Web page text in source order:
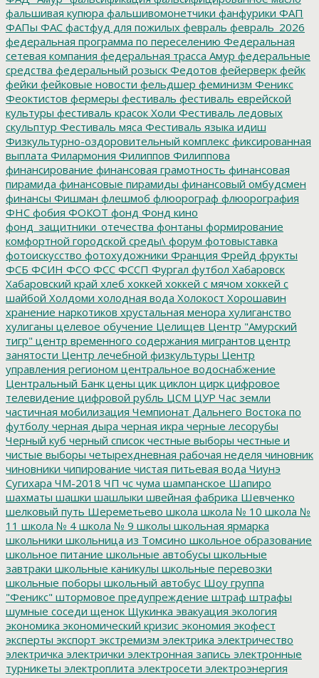
фальшивая купюра фальшивомонетчики фанфурики ФАП
ФАПы ФАС фастфуд для пожилых февраль февраль_2026
федеральная программа по переселению Федеральная
сетевая компания федеральная трасса Амур федеральные
средства федеральный розыск Федотов фейерверк фейк
фейки фейковые новости фельдшер феминизм Феникс
Феоктистов фермеры фестиваль фестиваль еврейской
культуры фестиваль красок Холи Фестиваль ледовых
скульптур Фестиваль мяса Фестиваль языка идиш
Физкультурно-оздоровительный комплекс фиксированная
выплата Филармония Филиппов Филиппова
финансирование финансовая грамотность финансовая
пирамида финансовые пирамиды финансовый омбудсмен
финансы Фишман флешмоб флюорограф флюорография
ФНС фобия ФОКОТ фонд Фонд кино
фонд_защитники_отечества фонтаны формирование
комфортной городской среды\ форум фотовыставка
фотоискусство фотохудожники Франция Фрейд фрукты
ФСБ ФСИН ФСО ФСС ФССП Фургал футбол Хабаровск
Хабаровский край хлеб хоккей хоккей с мячом хоккей с
шайбой Холдоми холодная вода Холокост Хорошавин
хранение наркотиков хрустальная менора хулиганство
хулиганы целевое обучение Целищев Центр "Амурский
тигр" центр временного содержания мигрантов центр
занятости Центр лечебной физкультуры Центр
управления регионом центральное водоснабжение
Центральный Банк цены цик циклон цирк цифровое
телевидение цифровой рубль ЦСМ ЦУР Час земли
частичная мобилизация Чемпионат Дальнего Востока по
футболу черная дыра черная икра черные лесорубы
Черный куб черный список честные выборы честные и
чистые выборы четырехдневная рабочая неделя чиновник
чиновники чипирование чистая питьевая вода Чиунэ
Сугихара ЧМ-2018 ЧП чс чума шампанское Шапиро
шахматы шашки шашлыки швейная фабрика Шевченко
шелковый путь Шереметьево школа школа № 10 школа №
11 школа № 4 школа № 9 школы школьная ярмарка
школьники школьница из Томсино школьное образование
школьное питание школьные автобусы школьные
завтраки школьные каникулы школьные перевозки
школьные поборы школьный автобус Шоу группа
"Феникс" штормовое предупреждение штраф штрафы
шумные соседи щенок Щукинка эвакуация экология
экономика экономический кризис экономия экофест
эксперты экспорт экстремизм электрика электричество
электричка электрички электронная запись электронные
турникеты электроплита электросети электроэнергия